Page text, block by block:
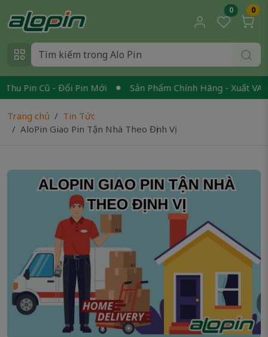
0 0
Pin Cũ - Đổi Pin Mới Sản Phẩm Chính Hãng - Xuất VAT
Trang chủ
Tin Tức
AloPin Giao Pin Tận Nhà Theo Định Vị